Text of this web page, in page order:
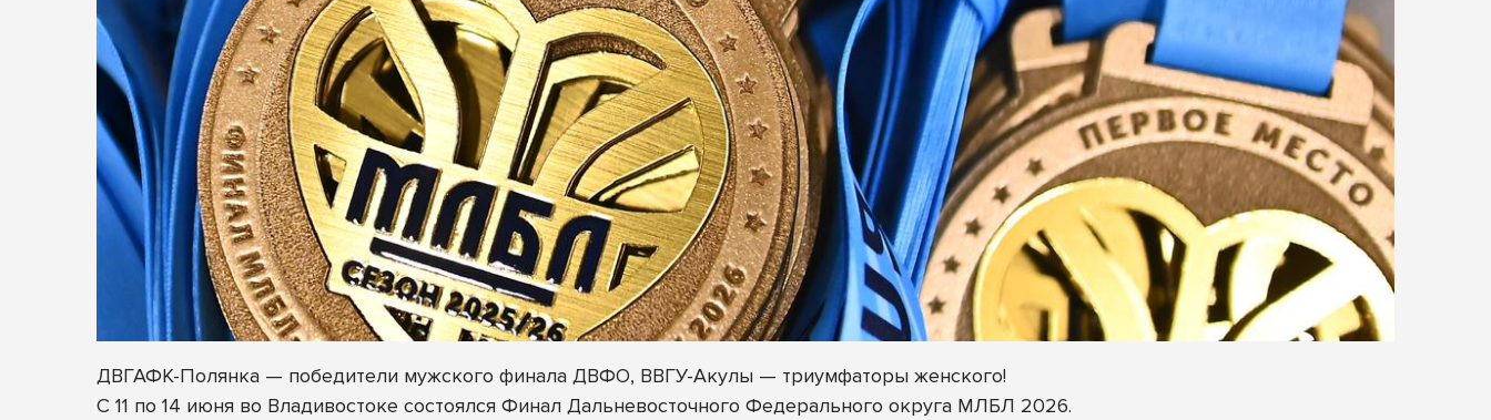
ДВГАФК-Полянка — победители мужского финала ДВФО, ВВГУ-Акулы — триумфаторы женского!
С 11 по 14 июня во Владивостоке состоялся Финал Дальневосточного Федерального округа МЛБЛ 2026.